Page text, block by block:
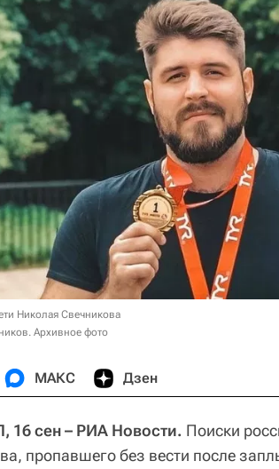
Николая Свечникова
Архивное фото
МАКС Дзен
16 сен – РИА Новости. Поиски
пропавшего без вести после